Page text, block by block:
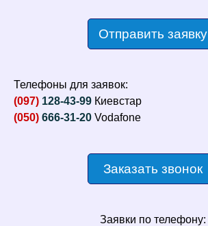
Отправить заявку
Телефоны для заявок:
(097) 128-43-99 Киевстар
(050) 666-31-20 Vodafone
Заказать звонок
Заявки по телефону: